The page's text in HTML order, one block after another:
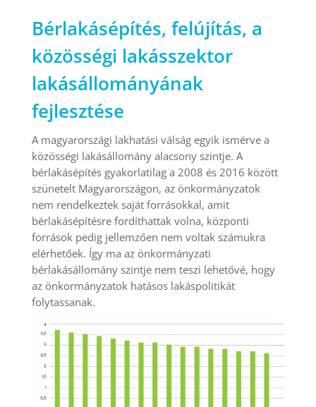
Bérlakásépítés, felújítás, a
közösségi lakásszektor
lakásállományának
fejlesztése
A magyarországi lakhatási válság egyik ismérve a
közösségi lakásállomány alacsony szintje. A
bérlakásépítés gyakorlatilag a 2008 és 2016 között
szünetelt Magyarországon, az önkormányzatok
nem rendelkeztek saját forrásokkal, amit
bérlakásépítésre fordíthattak volna, központi
források pedig jellemzően nem voltak számukra
elérhetőek. Így ma az önkormányzati
bérlakásállomány szintje nem teszi lehetővé, hogy
az önkormányzatok hatásos lakáspolitikát
folytassanak.